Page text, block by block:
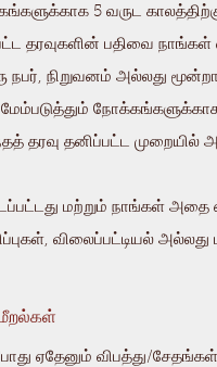
5 வருட
தரவுகளின் பதிவை
நிறுவனம் அல்லது
தரவு தனிப்பட்ட
மற்றும் நாங்கள் அதை
விலைப்பட்டியல்
ஏதேனும் விபத்து/